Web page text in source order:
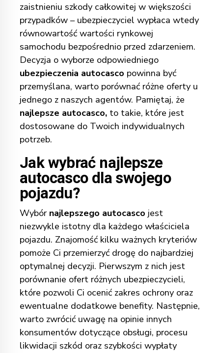
zaistnieniu szkody całkowitej w większości
przypadków – ubezpieczyciel wypłaca wtedy
równowartość wartości rynkowej
samochodu bezpośrednio przed zdarzeniem.
Decyzja o wyborze odpowiedniego
ubezpieczenia autocasco powinna być
przemyślana, warto porównać różne oferty u
jednego z naszych agentów. Pamiętaj, że
najlepsze autocasco, to takie, które jest
dostosowane do Twoich indywidualnych
potrzeb.
Jak wybrać najlepsze
autocasco dla swojego
pojazdu?
Wybór najlepszego autocasco jest
niezwykle istotny dla każdego właściciela
pojazdu. Znajomość kilku ważnych kryteriów
pomoże Ci przemierzyć drogę do najbardziej
optymalnej decyzji. Pierwszym z nich jest
porównanie ofert różnych ubezpieczycieli,
które pozwoli Ci ocenić zakres ochrony oraz
ewentualne dodatkowe benefity. Następnie,
warto zwrócić uwagę na opinie innych
konsumentów dotyczące obsługi, procesu
likwidacji szkód oraz szybkości wypłaty